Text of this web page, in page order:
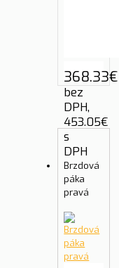
368.33€
bez
DPH,
453.05€
s
DPH
Brzdová
páka
pravá